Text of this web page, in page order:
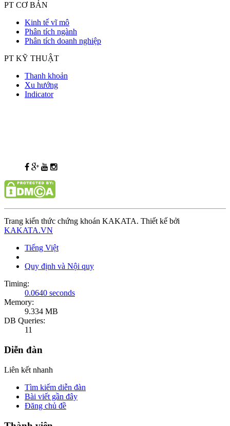
PT CƠ BẢN
Kinh tế vĩ mô
Phân tích ngành
Phân tích doanh nghiệp
PT KỸ THUẬT
Thanh khoản
Xu hướng
Indicator
Trang kiến thức chứng khoán KAKATA. Thiết kế bởi
KAKATA.VN
Tiếng Việt
Quy định và Nội quy
Timing:
0.0640 seconds
Memory:
9.334 MB
DB Queries:
11
Diễn đàn
Liên kết nhanh
Tìm kiếm diễn đàn
Bài viết gần đây
Đăng chủ đề